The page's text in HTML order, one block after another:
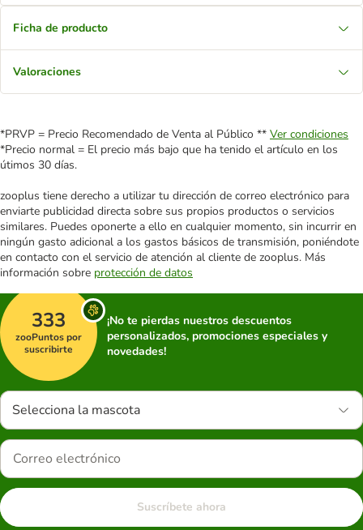
Ficha de producto
Valoraciones
*PRVP = Precio Recomendado de Venta al Público ** Ver condiciones
*Precio normal = El precio más bajo que ha tenido el artículo en los
útimos 30 días.
zooplus tiene derecho a utilizar tu dirección de correo electrónico para
enviarte publicidad directa sobre sus propios productos o servicios
similares. Puedes oponerte a ello en cualquier momento, sin incurrir en
ningún gasto adicional a los gastos básicos de transmisión, poniéndote
en contacto con el servicio de atención al cliente de zooplus. Más
información sobre protección de datos
333
zooPuntos por
suscribirte
¡No te pierdas nuestros descuentos
personalizados, promociones especiales y
novedades!
Selecciona la mascota
Suscríbete ahora